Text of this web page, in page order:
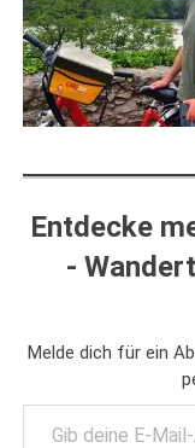
Entdecke
-
Melde dich für ein
Gib deine E-Mail-Adresse ein ...